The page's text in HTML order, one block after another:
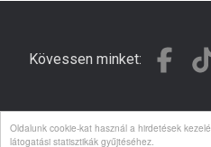
Oldalunk cookie-kat használ a hirdetések
látogatási statisztikák gyűjtéséhez.
Kövessen minket:
© Gondola 2026 - Minden jog